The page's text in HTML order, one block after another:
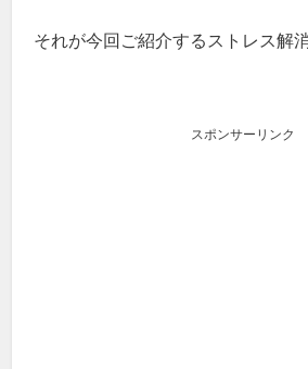
それが今回ご紹介するストレス解
スポンサーリンク